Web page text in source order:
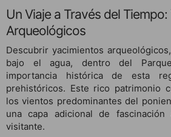
Un Viaje a Través del
Arqueológicos
Descubrir yacimientos
bajo el agua, dentro del
importancia histórica de esta
prehistóricos. Este rico patrimonio
los vientos predominantes del
una capa adicional de
visitante.